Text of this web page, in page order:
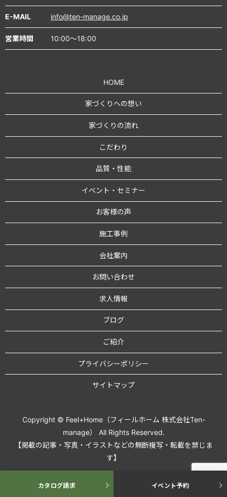
カタログ請求 イベント予約
E-MAIL info@ten-manage.co.jp
営業時間 10:00～18:00
HOME
家づくりへの想い
家づくりの流れ
こだわり
品質・性能
イベント・セミナー
お客様の声
施工事例
会社案内
お問い合わせ
求人情報
ブログ
ご紹介
プライバシーポリシー
サイトマップ
Copyright © Feel+Home（フィールホーム 株式会社Ten-
manage） All Rights Reserved.
【掲載の記事・写真・イラストなどの無断複写・転載を禁じま
す】